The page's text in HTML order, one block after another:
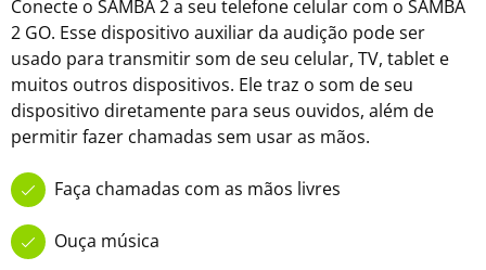
Conecte o SAMBA 2 a seu telefone celular com o SAMBA
2 GO. Esse dispositivo auxiliar da audição pode ser
usado para transmitir som de seu celular, TV, tablet e
muitos outros dispositivos. Ele traz o som de seu
dispositivo diretamente para seus ouvidos, além de
permitir fazer chamadas sem usar as mãos.
Faça chamadas com as mãos livres
Ouça música